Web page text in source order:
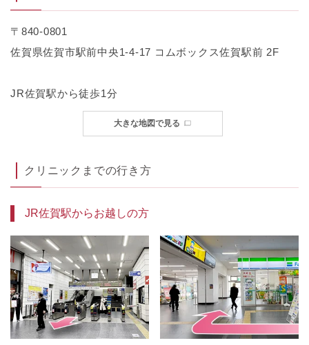
〒840-0801
佐賀県佐賀市駅前中央1-4-17 コムボックス佐賀駅前 2F
JR佐賀駅から徒歩1分
大きな地図で見る
クリニックまでの行き方
JR佐賀駅からお越しの方